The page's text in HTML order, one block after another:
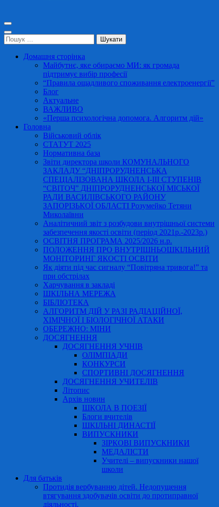
Пошук:
Домашня сторінка
Майбутнє, яке обираємо МИ: як громада
підтримує вибір професії
“Правила ощадливого споживання електроенергії”
Блог
Актуальне
ВАЖЛИВО
«Перша психологічна допомога. Алгоритм дій»
Головна
Військовий облік
СТАТУТ 2025
Нормативна база
Звіти директора школи КОМУНАЛЬНОГО
ЗАКЛАДУ “ДНІПРОРУДНЕНСЬКА
СПЕЦІАЛІЗОВАНА ШКОЛА І-ІІІ СТУПЕНІВ
“СВІТОЧ” ДНІПРОРУДНЕНСЬКОЇ МІСЬКОЇ
РАДИ ВАСИЛІВСЬКОГО РАЙОНУ
ЗАПОРІЗЬКОЇ ОБЛАСТІ Розумейко Тетяни
Миколаївни
Аналітичний звіт з розбудови внутрішньої системи
забезпечення якості освіти (період 2021р.-2023р.)
ОСВІТНЯ ПРОГРАМА 2025/2026 н.р.
ПОЛОЖЕННЯ ПРО ВНУТРІШНЬОШКІЛЬНИЙ
МОНІТОРИНГ ЯКОСТІ ОСВІТИ
Як діяти під час сигналу “Повітряна тривога!” та
при обстрілах
Харчування в закладі
ШКІЛЬНА МЕРЕЖА
БІБЛІОТЕКА
АЛГОРИТМ ДІЙ У РАЗІ РАДІАЦІЙНОЇ,
ХІМІЧНОЇ І БІОЛОГІЧНОЇ АТАКИ
ОБЕРЕЖНО: МІНИ
ДОСЯГНЕННЯ
ДОСЯГНЕННЯ УЧНІВ
ОЛІМПІАДИ
КОНКУРСИ
СПОРТИВНІ ДОСЯГНЕННЯ
ДОСЯГНЕННЯ УЧИТЕЛІВ
Літопис
Архів новин
ШКОЛА В ПОЕЗІЇ
Блоги вчителів
ШКІЛЬНІ ДИНАСТІЇ
ВИПУСКНИКИ
ЗІРКОВІ ВИПУСКНИКИ
МЕДАЛІСТИ
Учителі – випускники нашої
школи
Для батьків
Протидія вербуванню дітей. Недопущення
втягування здобувачів освіти до протиправної
діяльності.